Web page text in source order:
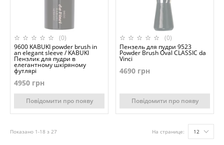
(0)
9600 KABUKI powder brush in
an elegant sleeve / KABUKI
Пензлик для пудри в
елегантному шкіряному
футлярі
4950 грн
Повідомити про появу
(0)
Пензель для пудри 9523
Powder Brush Oval CLASSIC da
Vinci
4690 грн
Повідомити про появу
Показано 1-18 з 27 На странице: 12